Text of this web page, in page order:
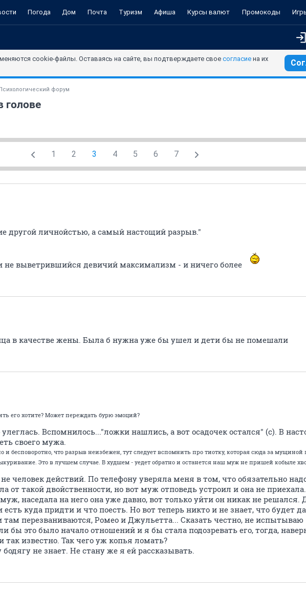
Погода Дом Почта Туризм Афиша Курсы валют Промокоды
cookie-файлы. Оставаясь на сайте, вы подтверждаете свое согласие на их
форум
голове
1 2 3 4 5 6 7
другой личнойстью, а самый настощий разрыв."
не выветрившийся девичий максимализм - и ничего более
в качестве жены. Была б нужна уже бы ушел и дети бы не помешали
его хотите? Может переждать бурю эмоций?
Вспомнилось..."ложки нашлись, а вот осадочек остался" (с). В
своего мужа.
и бесповоротно, что разрыв неизбежен, тут следует вспомнить про тиотку, которая сюда за мущиной
Это в лучшем случае. В худшем - уедет обратно и останется наш муж не пришей кобыле
не человек действий. По телефону уверяла меня в том, что обязательно
от такой двойственности, но вот муж отповедь устроил и она не приехала.
наседала на него она уже давно, вот только уйти он никак не решался.
есть куда придти и что поесть. Но вот теперь никто и не знает, что будет
перезваниваются, Ромео и Джульетта... Сказать честно, не испытываю
бы это было начало отношений и я бы стала подозревать его, тогда,
известно. Так чего уж копья ломать?
не знает. Не стану же я ей рассказывать.